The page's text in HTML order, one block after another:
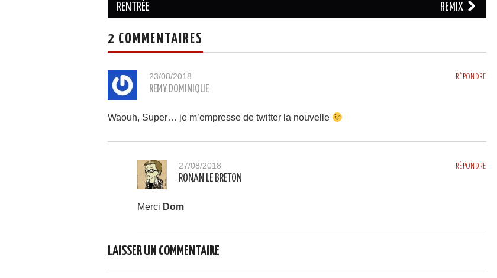
des
RENTRÉE
REMIX
2 COMMENTAIRES
RÉPONDRE
23/08/2018
REMY DOMINIQUE
Waouh, Super… je m’empresse de twitter la nouvelle
RÉPONDRE
27/08/2018
RONAN LE BRETON
Merci Dom
LAISSER UN COMMENTAIRE